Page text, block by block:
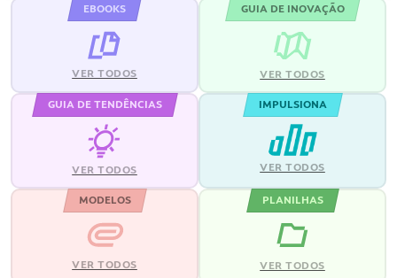
EBOOKS
VER TODOS
GUIA DE INOVAÇÃO
VER TODOS
GUIA DE TENDÊNCIAS
VER TODOS
IMPULSIONA
VER TODOS
MODELOS
VER TODOS
PLANILHAS
VER TODOS